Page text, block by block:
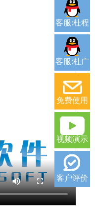
客服:杜程
客服:杜广
免费使用
视频演示
客户评价